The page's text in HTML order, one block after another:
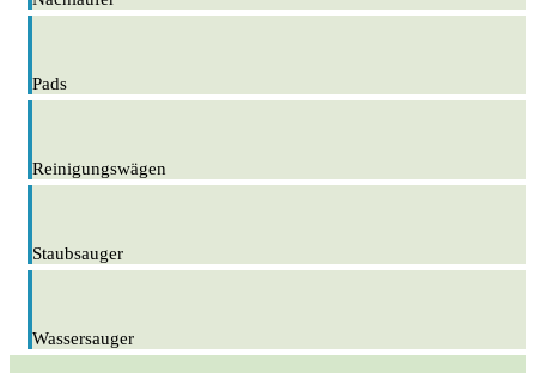
Pads
Reinigungswägen
Staubsauger
Wassersauger